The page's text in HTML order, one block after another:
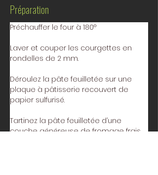
Préparation
Préchauffer le four à 180°
Laver et couper les courgettes en
rondelles de 2 mm.
Déroulez la pâte feuilletée sur une
plaque à pâtisserie recouvert de
papier sulfurisé.
Tartinez la pâte feuilletée d’une
couche généreuse de fromage frais,